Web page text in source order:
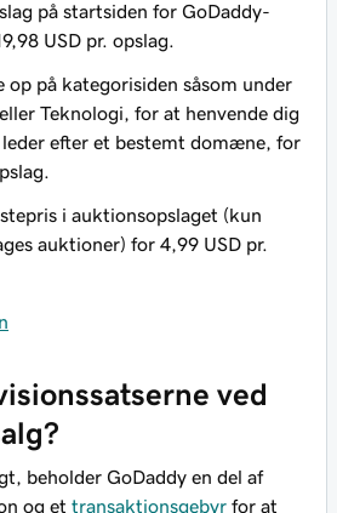
på startsiden for GoDaddy-
USD pr. opslag.
op på kategorisiden såsom under
Teknologi, for at henvende dig
efter et bestemt domæne, for
i auktionsopslaget (kun
auktioner) for 4,99 USD pr.
ved
beholder GoDaddy en del af
og et transaktionsgebyr for at